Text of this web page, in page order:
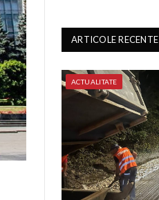
ARTICOLE RECENTE
ACTUALITATE